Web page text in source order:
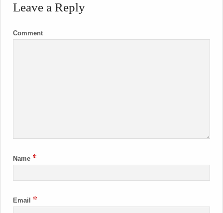
Leave a Reply
Comment
Name *
Email *